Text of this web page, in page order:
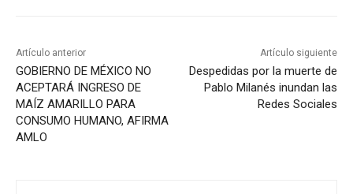
Artículo anterior
GOBIERNO DE MÉXICO NO
ACEPTARÁ INGRESO DE
MAÍZ AMARILLO PARA
CONSUMO HUMANO, AFIRMA
AMLO
Artículo siguiente
Despedidas por la muerte de
Pablo Milanés inundan las
Redes Sociales